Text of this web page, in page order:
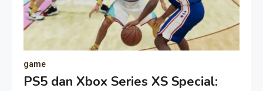
game
PS5 dan Xbox Series XS Special: